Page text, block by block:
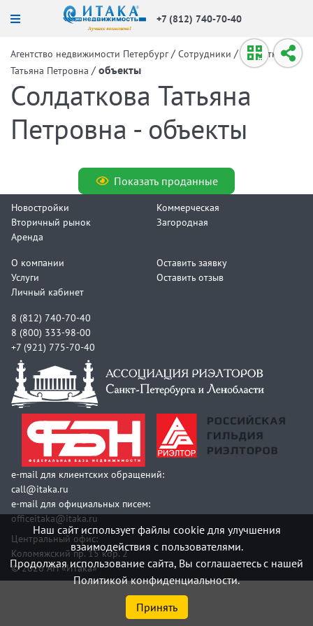
+7 (812) 740-70-40
Агентство недвижимости Петербург / Сотрудники / Солдаткова
Татьяна Петровна / объекты
Солдаткова Татьяна
Петровна - объекты
Показать проданные
Новостройки
Вторичный рынок
Аренда
Коммерческая
Загородная
О компании
Услуги
Личный кабинет
Оставить заявку
Оставить отзыв
8 (812) 740-70-40
8 (800) 333-98-00
+7 (921) 775-70-40
e-mail для клиентских обращений:
call@itaka.ru
e-mail для официальных писем:
officeitaka@itaka.ru
Центральный офис:
Коломяжский пр. 15 кор. 2
© 2026 АН «Итака»
Наш сайт использует файлы cookie для улучшения
взаимодействия с пользователями.
Продолжая использование сайта, Вы соглашаетесь с нашей
Политикой конфиденциальности.
Принять